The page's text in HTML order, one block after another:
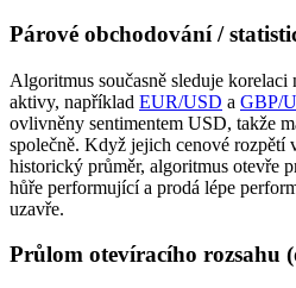
Párové obchodování /
Algoritmus současně sleduje
aktivy, například EUR/USD a GBP/
ovlivněny sentimentem USD, takže
společně. Když jejich cenové rozpětí
historický průměr, algoritmus otevře
hůře performující a prodá lépe
uzavře.
Průlom otevíracího rozsahu